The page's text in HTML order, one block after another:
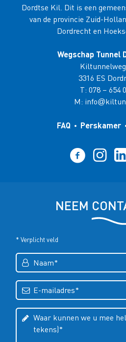
Dordtse Kil. Dit is een
van de provincie Zuid-
Dordrecht en
Wegschap Tunnel
3316 ES
T: 078 – 654
M: info@
FAQ Perskamer
NEEM
* Verplicht veld